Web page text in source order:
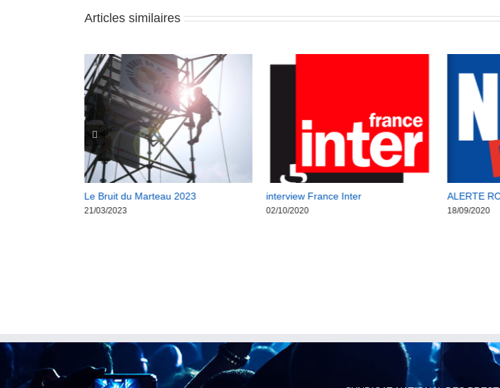
Articles similaires
Le Bruit du Marteau 2023
21/03/2023
interview France Inter
02/10/2020
ALERTE
18/09/2020